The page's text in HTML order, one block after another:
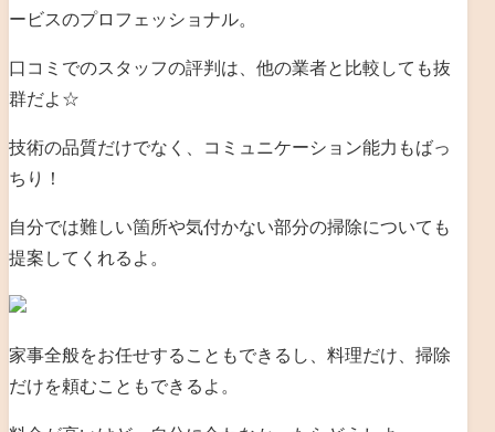
ービスのプロフェッショナル。
口コミでのスタッフの評判は、他の業者と比較しても抜
群だよ☆
技術の品質だけでなく、コミュニケーション能力もばっ
ちり！
自分では難しい箇所や気付かない部分の掃除についても
提案してくれるよ。
家事全般をお任せすることもできるし、料理だけ、掃除
だけを頼むこともできるよ。